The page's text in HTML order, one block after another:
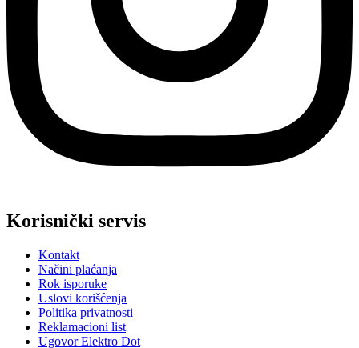
Korisnički servis
Kontakt
Načini plaćanja
Rok isporuke
Uslovi korišćenja
Politika privatnosti
Reklamacioni list
Ugovor Elektro Dot